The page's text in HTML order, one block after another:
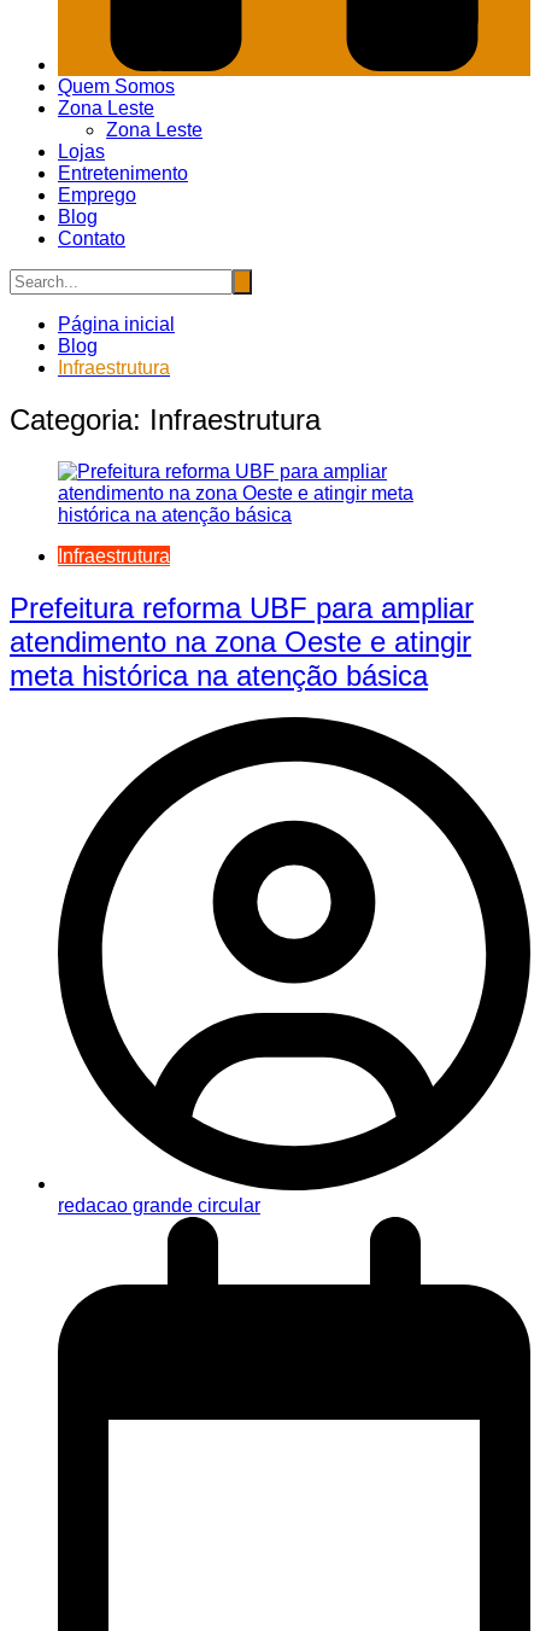
Quem Somos
Zona Leste
Zona Leste
Lojas
Entretenimento
Emprego
Blog
Contato
Página inicial
Blog
Infraestrutura
Categoria: Infraestrutura
Infraestrutura
Prefeitura reforma UBF para ampliar
atendimento na zona Oeste e atingir
meta histórica na atenção básica
redacao grande circular